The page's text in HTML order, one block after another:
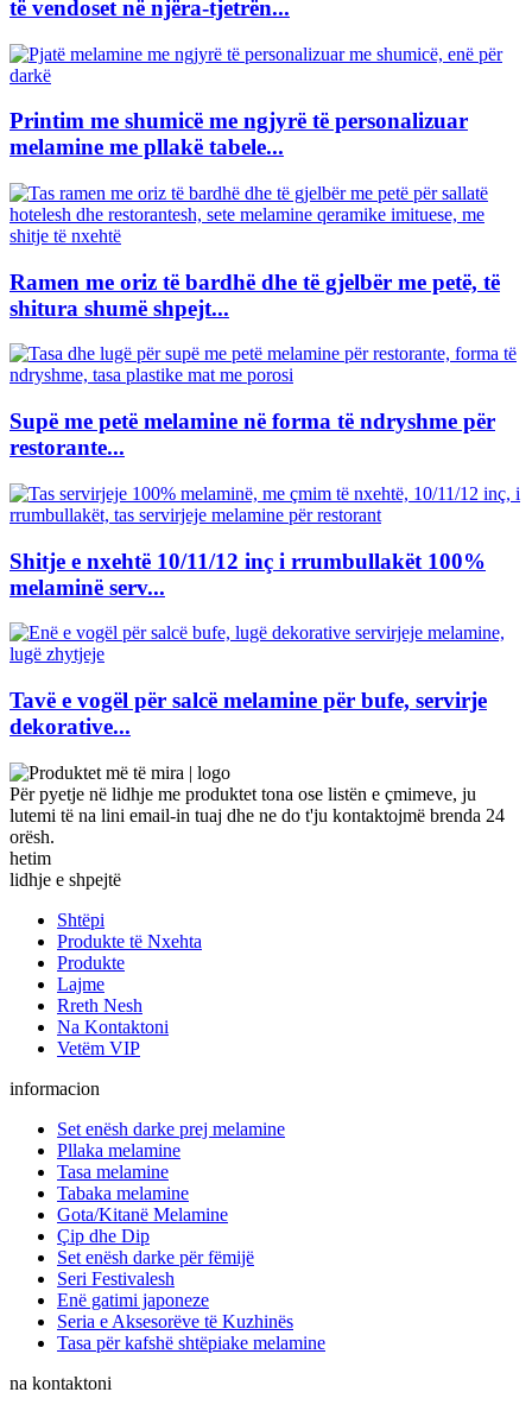
të vendoset në njëra-tjetrën...
Printim me shumicë me ngjyrë të personalizuar
melamine me pllakë tabele...
Ramen me oriz të bardhë dhe të gjelbër me petë, të
shitura shumë shpejt...
Supë me petë melamine në forma të ndryshme për
restorante...
Shitje e nxehtë 10/11/12 inç i rrumbullakët 100%
melaminë serv...
Tavë e vogël për salcë melamine për bufe, servirje
dekorative...
Për pyetje në lidhje me produktet tona ose listën e çmimeve, ju
lutemi të na lini email-in tuaj dhe ne do t'ju kontaktojmë brenda 24
orësh.
hetim
lidhje e shpejtë
Shtëpi
Produkte të Nxehta
Produkte
Lajme
Rreth Nesh
Na Kontaktoni
Vetëm VIP
informacion
Set enësh darke prej melamine
Pllaka melamine
Tasa melamine
Tabaka melamine
Gota/Kitanë Melamine
Çip dhe Dip
Set enësh darke për fëmijë
Seri Festivalesh
Enë gatimi japoneze
Seria e Aksesorëve të Kuzhinës
Tasa për kafshë shtëpiake melamine
na kontaktoni